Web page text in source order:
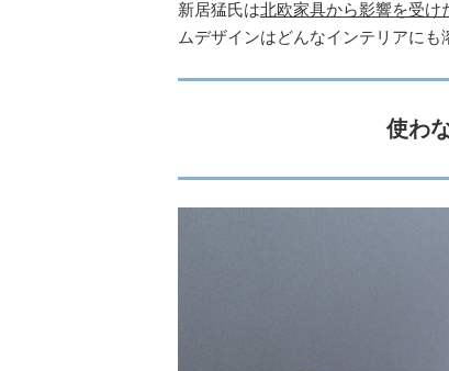
新居猛氏は北欧家具から影響を受け
ムデザインはどんなインテリアにも
使わ